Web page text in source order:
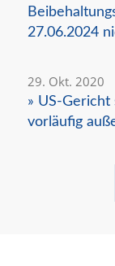
27.06.2024
29. Okt. 2020
» US-
vorläufig